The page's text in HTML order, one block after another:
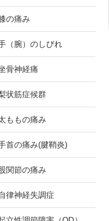
の痛み
（腕）のしびれ
骨神経痛
状筋症候群
ももの痛み
首の痛み(腱鞘炎)
股関節の痛み
律神経失調症